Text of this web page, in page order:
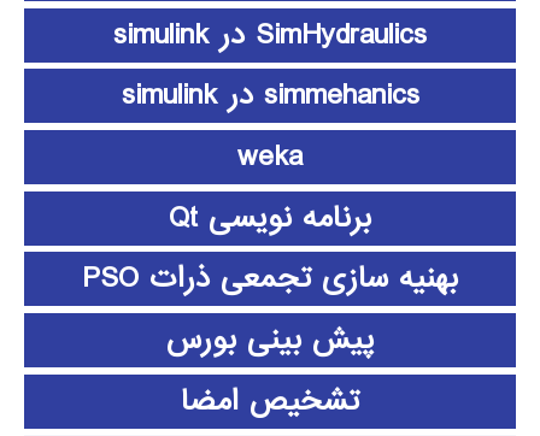
SimHydraulics در simulink
simmehanics در simulink
weka
برنامه نویسی Qt
بهنیه سازی تجمعی ذرات PSO
پیش بینی بورس
تشخیص امضا